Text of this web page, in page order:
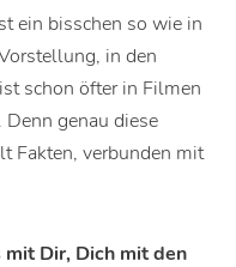
ein bisschen so wie in
in den
schon öfter in Filmen
genau diese
Fakten, verbunden mit
Dir, Dich mit den